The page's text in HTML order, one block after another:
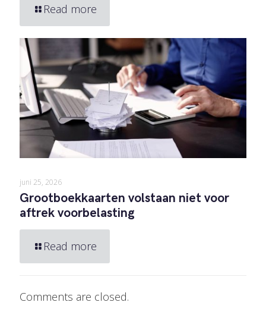
Read more
juni 25, 2026
Grootboekkaarten volstaan niet voor
aftrek voorbelasting
Read more
Comments are closed.